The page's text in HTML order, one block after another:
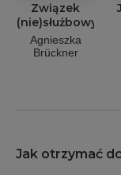
Związek
(nie)służbowy
Agnieszka
Brückner
Jak otrzymać